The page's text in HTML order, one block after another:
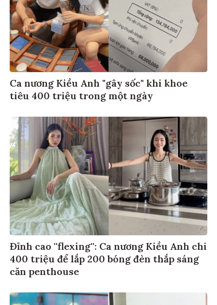
Ca nương Kiều Anh "gây sốc" khi khoe
tiêu 400 triệu trong một ngày
Đỉnh cao ''flexing'': Ca nương Kiều Anh chi
400 triệu để lắp 200 bóng đèn thắp sáng
căn penthouse